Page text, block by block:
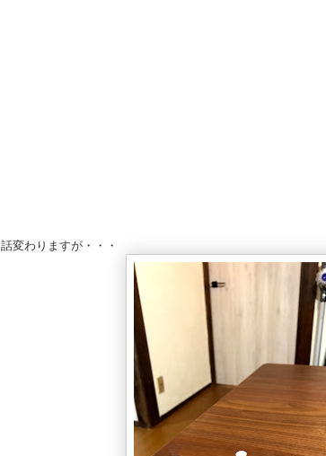
話変わりますが・・・